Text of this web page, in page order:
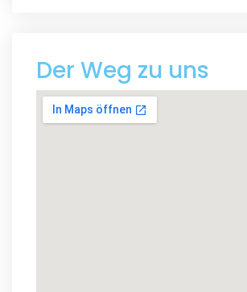
Der Weg zu uns